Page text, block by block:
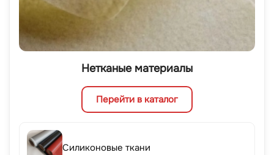
Нетканые материалы
Перейти в каталог
Силиконовые ткани